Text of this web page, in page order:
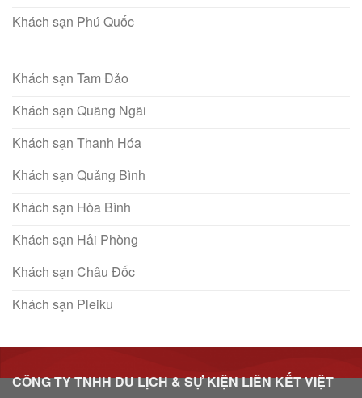
Khách sạn Phú Quốc
Khách sạn Tam Đảo
Khách sạn Quãng Ngãi
Khách sạn Thanh Hóa
Khách sạn Quảng Bình
Khách sạn Hòa Bình
Khách sạn Hải Phòng
Khách sạn Châu Đốc
Khách sạn Pleiku
CÔNG TY TNHH DU LỊCH & SỰ KIỆN LIÊN KẾT VIỆT